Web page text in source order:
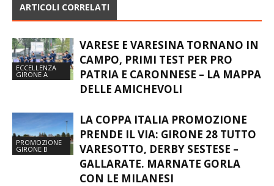
ARTICOLI CORRELATI
ECCELLENZA
GIRONE A
VARESE E VARESINA TORNANO IN
CAMPO, PRIMI TEST PER PRO
PATRIA E CARONNESE – LA MAPPA
DELLE AMICHEVOLI
PROMOZIONE
GIRONE B
LA COPPA ITALIA PROMOZIONE
PRENDE IL VIA: GIRONE 28 TUTTO
VARESOTTO, DERBY SESTESE –
GALLARATE. MARNATE GORLA
CON LE MILANESI